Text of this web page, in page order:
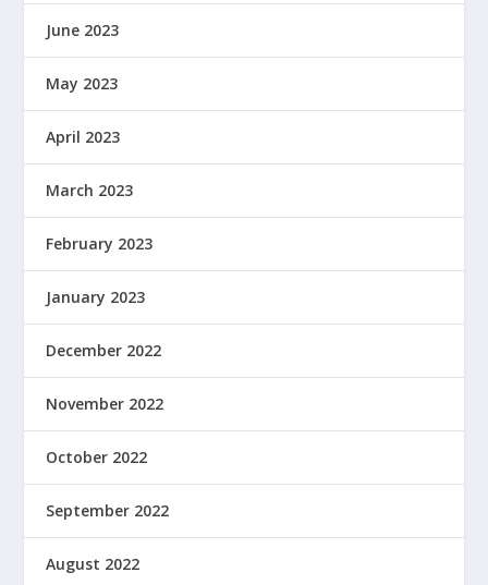
June 2023
May 2023
April 2023
March 2023
February 2023
January 2023
December 2022
November 2022
October 2022
September 2022
August 2022